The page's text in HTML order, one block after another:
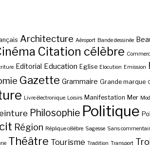
Architecture Aéroport Bande dessinée
Citation célèbre
Editorial Education Eglise Elocution Emission
Gazette Grammaire Grande marque
Livre électronique Loisirs Manifestation Mer
Philosophie Politique
Région Réplique célèbre Sagesse Sans
Théâtre Tourisme Tradition Transport